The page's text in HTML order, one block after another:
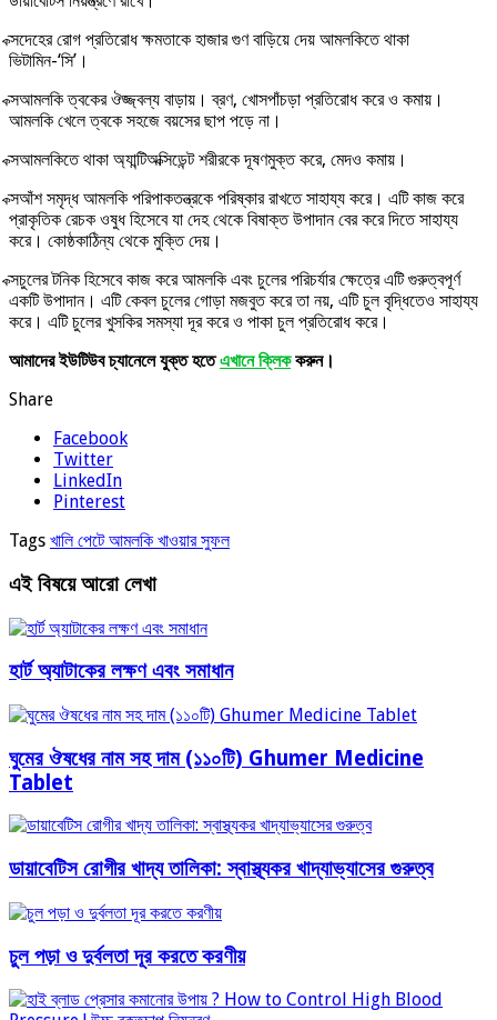
ক্সদেহের রোগ প্রতিরোধ ক্ষমতাকে হাজার গুণ বাড়িয়ে দেয় আমলকিতে থাকা
ভিটামিন-‘সি’।
ক্সআমলকি ত্বকের ঔজ্জ্বল্য বাড়ায়। ব্রণ, খোসপাঁচড়া প্রতিরোধ করে ও কমায়।
আমলকি খেলে ত্বকে সহজে বয়সের ছাপ পড়ে না।
ক্সআমলকিতে থাকা অ্যান্টিঅক্সিডেন্ট শরীরকে দূষণমুক্ত করে, মেদও কমায়।
ক্সআঁশ সমৃদ্ধ আমলকি পরিপাকতন্ত্রকে পরিষ্কার রাখতে সাহায্য করে। এটি কাজ করে
প্রাকৃতিক রেচক ওষুধ হিসেবে যা দেহ থেকে বিষাক্ত উপাদান বের করে দিতে সাহায্য
করে। কোষ্ঠকাঠিন্য থেকে মুক্তি দেয়।
ক্সচুলের টনিক হিসেবে কাজ করে আমলকি এবং চুলের পরিচর্যার ক্ষেত্রে এটি গুরুত্বপূর্ণ
একটি উপাদান। এটি কেবল চুলের গোড়া মজবুত করে তা নয়, এটি চুল বৃদ্ধিতেও সাহায্য
করে। এটি চুলের খুসকির সমস্যা দূর করে ও পাকা চুল প্রতিরোধ করে।
আমাদের ইউটিউব চ্যানেলে যুক্ত হতেএখানে ক্লিককরুন।
Share
Facebook
Twitter
LinkedIn
Pinterest
Tags খালি পেটে আমলকি খাওয়ার সুফল
এই বিষয়ে আরো লেখা
হার্ট অ্যাটাকের লক্ষণ এবং সমাধান
ঘুমের ঔষধের নাম সহ দাম (১১০টি) Ghumer Medicine
Tablet
ডায়াবেটিস রোগীর খাদ্য তালিকা: স্বাস্থ্যকর খাদ্যাভ্যাসের গুরুত্ব
চুল পড়া ও দুর্বলতা দূর করতে করণীয়